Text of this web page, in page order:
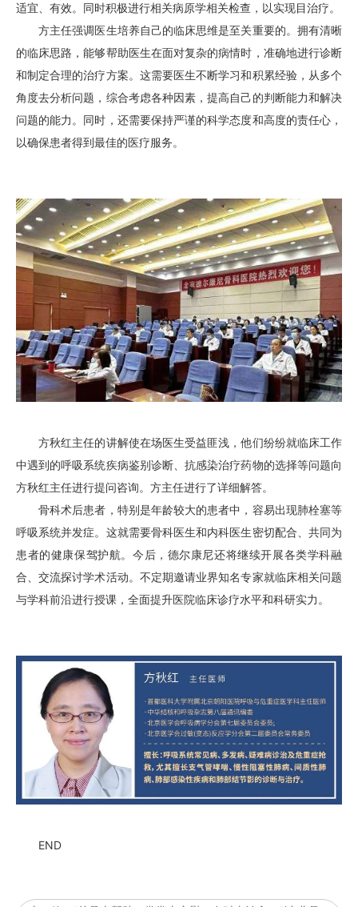
适宜、有效。同时积极进行相关病原学相关检查，以实现目治疗。
方主任强调医生培养自己的临床思维是至关重要的。拥有清晰
的临床思路，能够帮助医生在面对复杂的病情时，准确地进行诊断
和制定合理的治疗方案。这需要医生不断学习和积累经验，从多个
角度去分析问题，综合考虑各种因素，提高自己的判断能力和解决
问题的能力。同时，还需要保持严谨的科学态度和高度的责任心，
以确保患者得到最佳的医疗服务。
方秋红主任的讲解使在场医生受益匪浅，他们纷纷就临床工作
中遇到的呼吸系统疾病鉴别诊断、抗感染治疗药物的选择等问题向
方秋红主任进行提问咨询。方主任进行了详细解答。
骨科术后患者，特别是年龄较大的患者中，容易出现肺栓塞等
呼吸系统并发症。这就需要骨科医生和内科医生密切配合、共同为
患者的健康保驾护航。今后， 德尔康尼还将继续开展各类学科融
合、交流探讨学术活动。不定期邀请业界知名专家就临床相关问题
与学科前沿进行授课，全面提升医院临床诊疗水平和科研实力。
END